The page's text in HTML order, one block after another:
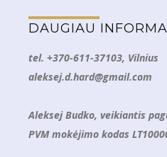
DAUGIAU
tel. +370-611-37103, Vilnius
aleksej.d.hard@gmail.com
Aleksej Budko, veikiantis
PVM mokėjimo kodas